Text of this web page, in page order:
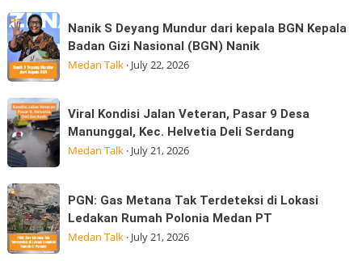
Kepemimpinan
Strategis
di
Gayo
Lues
Aceh
Terasa
di
Medan
Gempa
Nanik
S
Deyang
Mundur
dari
kepala
BGN
Kepala
Gizi
Nasional
(BGN) Nanik
Nanik S Deyang Mundur dari kepala BGN Kepala
Badan Gizi Nasional (BGN) Nanik
Medan Talk· July 22, 2026
Viral
Kondisi
Jalan
Veteran,
Pasar
9
Desa
Manunggal,
Viral Kondisi Jalan Veteran, Pasar 9 Desa
Manunggal, Kec. Helvetia Deli Serdang
Medan Talk· July 21, 2026
PGN:
Gas
Metana
Tak
PGN: Gas Metana Tak Terdeteksi di Lokasi
Ledakan Rumah Polonia Medan PT
Medan Talk· July 21, 2026